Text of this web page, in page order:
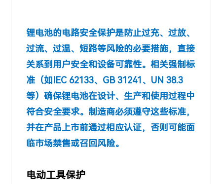
锂电池的电路安全保护是防止过充、过放、
过流、过温、短路等风险的必要措施，直接
关系到用户安全和设备可靠性。相关强制标
准（如IEC 62133、GB 31241、UN 38.3
等）确保锂电池在设计、生产和使用过程中
符合安全要求。制造商必须遵守这些标准，
并在产品上市前通过相应认证，否则可能面
临市场禁售或召回风险。
电动工具保护